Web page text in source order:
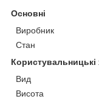
Основні
Виробник
Стан
Користувальницькі
Вид
Висота